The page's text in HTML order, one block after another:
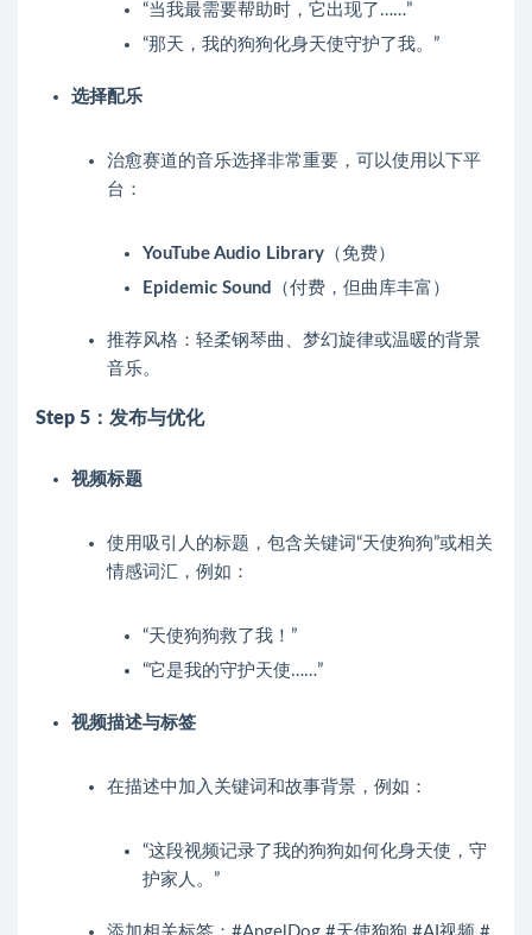
“当我最需要帮助时，它出现了……”
“那天，我的狗狗化身天使守护了我。”
选择配乐
治愈赛道的音乐选择非常重要，可以使用以下平
台：
YouTube Audio Library （免费）
Epidemic Sound
（付费，但曲库丰富）
推荐风格：轻柔钢琴曲、梦幻旋律或温暖的背景
音乐。
Step 5：发布与优化
视频标题
使用吸引人的标题，包含关键词“天使狗狗”或相关
情感词汇，例如：
“天使狗狗救了我！”
“它是我的守护天使……”
视频描述与标签
在描述中加入关键词和故事背景，例如：
“这段视频记录了我的狗狗如何化身天使，守
护家人。”